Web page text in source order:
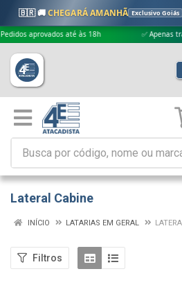
🇧🇷 🚚CHEGARÁ AMANHÃ Exclusivo Goiás
até às 18h ✅ Apenas
Lateral Cabine
INÍCIO LATARIAS EM GERAL
Filtros